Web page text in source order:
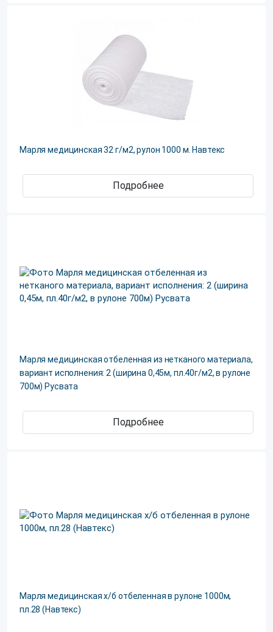
Марля медицинская 32 г/м2, рулон 1000 м. Навтекс
Подробнее
Марля медицинская отбеленная из нетканого материала,
вариант исполнения: 2 (ширина 0,45м, пл.40г/м2, в рулоне
700м) Русвата
Подробнее
Марля медицинская х/б отбеленная в рулоне 1000м,
пл.28 (Навтекс)